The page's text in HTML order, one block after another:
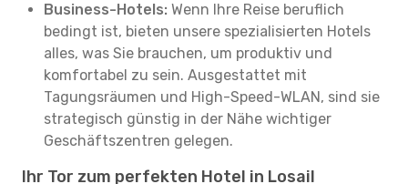
Business-Hotels: Wenn Ihre Reise beruflich
bedingt ist, bieten unsere spezialisierten Hotels
alles, was Sie brauchen, um produktiv und
komfortabel zu sein. Ausgestattet mit
Tagungsräumen und High-Speed-WLAN, sind sie
strategisch günstig in der Nähe wichtiger
Geschäftszentren gelegen.
Ihr Tor zum perfekten Hotel in Losail